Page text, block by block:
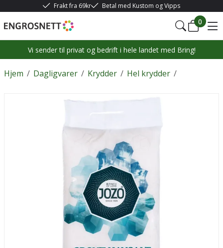
Frakt fra 69kr Betal med Kustom og Vipps
0
Vi sender til privat og bedrift i hele landet med Bring!
/
Hjem /
Dagligvarer /
Krydder /
Hel krydder